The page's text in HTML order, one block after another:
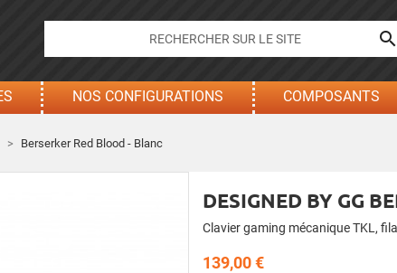

NOS CONFIGURATIONS COMPOSANTS
Berserker Red Blood - Blanc
DESIGNED BY GG
Clavier gaming mécanique TKL,
139,00 €